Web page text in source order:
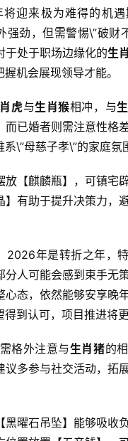
迎来极为难得的机
强劲，但需警惕\”破财
于处于职场边缘化的生
机会展现领导才能。
虎与生肖猴相冲，与
已婚者则需注意性格
\”母慈子孝\”的家庭氛
【麒麟瓶】，可镇宅
】有助于提升决策力，
2026年是转折之年，
分人可能会感到束手无
心态，依然能够安享晚
到认可，项目推进将更
需格外注意与生肖猪的
议多参与社交活动，拓
黑曜石吊坠】能够吸收